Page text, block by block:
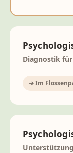
Diagnostik
➔ Im